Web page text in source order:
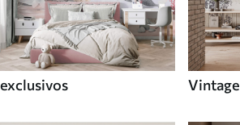
exclusivos Vintage